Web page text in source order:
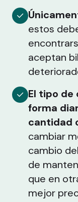
estos
aceptan
El tipo de
forma
cantidad
cambiar
cambio
de
que en
mejor